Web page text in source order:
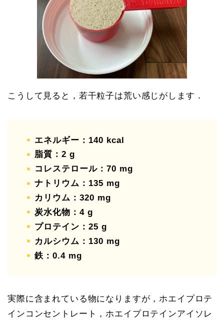
こうして見ると，若干粒子は荒い感じがします．
エネルギー：140 kcal
脂質：2 g
コレステロール：70 mg
ナトリウム：135 mg
カリウム：320 mg
炭水化物：4 g
プロテイン：25 g
カルシウム：130 mg
鉄：0.4 mg
実際に含まれている物になりますが，ホエイプロテ
インコンセントレート，ホエイプロテインアイソレ